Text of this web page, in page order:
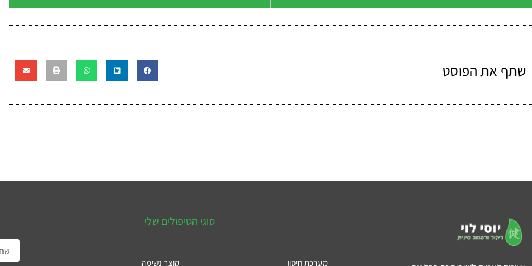
שתף את הפוסט
סוגי הטיפולים שלי
מערכת חיסון קוצר נשימה